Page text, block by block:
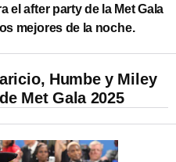
el after party de la Met Gala
mejores de la noche.
Humbe y Miley
Met Gala 2025